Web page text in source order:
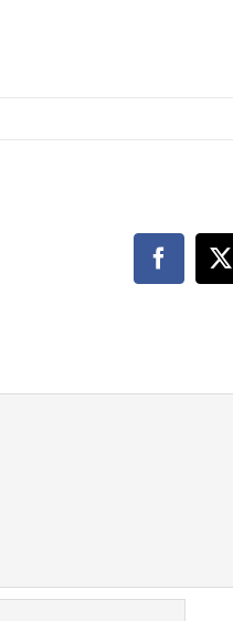
Facebook
X